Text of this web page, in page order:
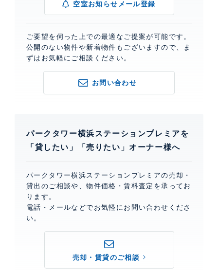
空室お知らせメール登録
ご要望を伺った上での最適なご提案が可能です。
公開のない物件や新着物件もございますので、ま
ずはお気軽にご相談ください。
お問い合わせ
パークタワー横浜ステーションプレミアを
「貸したい」「売りたい」オーナー様へ
パークタワー横浜ステーションプレミアの売却・
貸出のご相談や、物件価格・賃料査定を承ってお
ります。
電話・メールなどでお気軽にお問い合わせくださ
い。
売却・賃貸のご相談